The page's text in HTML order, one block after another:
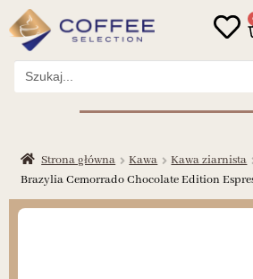
Search
for:
Strona główna Kawa Kawa ziarnista
Brazylia Cemorrado Chocolate Edition